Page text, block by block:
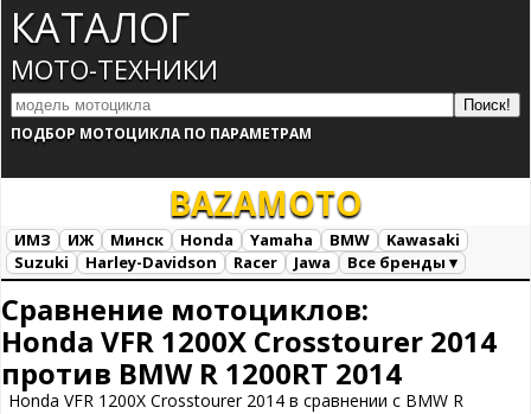
КАТАЛОГ
МОТО-ТЕХНИКИ
ПОДБОР МОТОЦИКЛА ПО ПАРАМЕТРАМ
BAZAMOTO
ИМЗ ИЖ Минск Honda Yamaha BMW
Kawasaki
Suzuki
Harley-Davidson Racer Jawa
Все бренды ▾
Сравнение мотоциклов:
Honda VFR 1200X Crosstourer 2014
против BMW R 1200RT 2014
Honda VFR 1200X Crosstourer 2014 в сравнении с BMW R